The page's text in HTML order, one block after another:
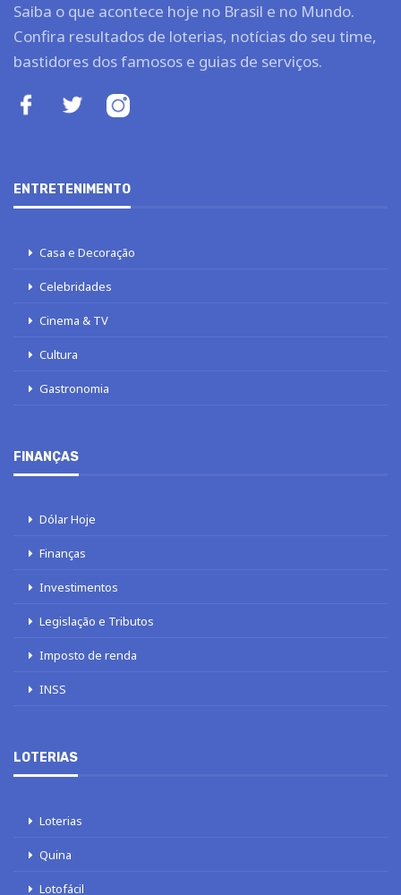
Saiba o que acontece hoje no Brasil e no Mundo.
Confira resultados de loterias, notícias do seu time,
bastidores dos famosos e guias de serviços.
ENTRETENIMENTO
Casa e Decoração
Celebridades
Cinema & TV
Cultura
Gastronomia
FINANÇAS
Dólar Hoje
Finanças
Investimentos
Legislação e Tributos
Imposto de renda
INSS
LOTERIAS
Loterias
Quina
Lotofácil